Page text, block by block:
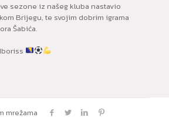
sezone iz našeg kluba nastavio
Brijegu, te svojim dobrim igrama
Šabića.
mrežama